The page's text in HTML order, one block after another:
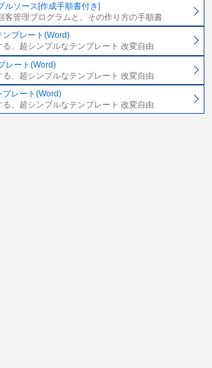
ルソース[作成手順書付き]
客管理プログラムと、その作り方の手順書
プレート(Word)
、超シンプルなテンプレート 改変自由
レート(Word)
、超シンプルなテンプレート 改変自由
プレート(Word)
、超シンプルなテンプレート 改変自由